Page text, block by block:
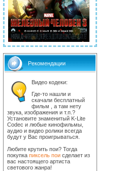
Рекомендации
Видео кодеки:
Где-то нашли и
скачали бесплатный
фильм , а там нету
звука, изображения и т.п.?
Установите знаменитый K-Lite
Codec и любые кинофильмы,
аудио и видео ролики всегда
будут у Вас проигрываться.
Любите крутить пои? Тогда
покупка пиксель пои сделает из
вас настоящего артиста
светового жанра!